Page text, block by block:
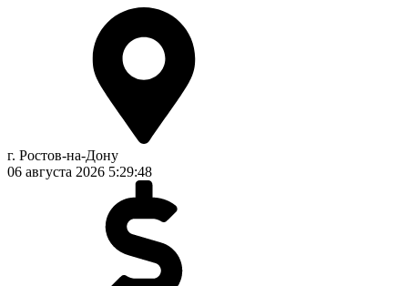
г. Ростов-на-Дону
06 августа 2026 5:29:48